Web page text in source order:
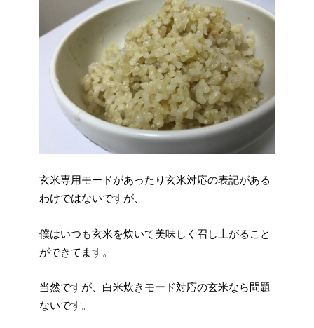
玄米専用モードがあったり玄米対応の表記がある
わけではないですが、
僕はいつも玄米を炊いて美味しく召し上がること
ができてます。
当然ですが、白米炊きモード対応の玄米なら問題
ないです。